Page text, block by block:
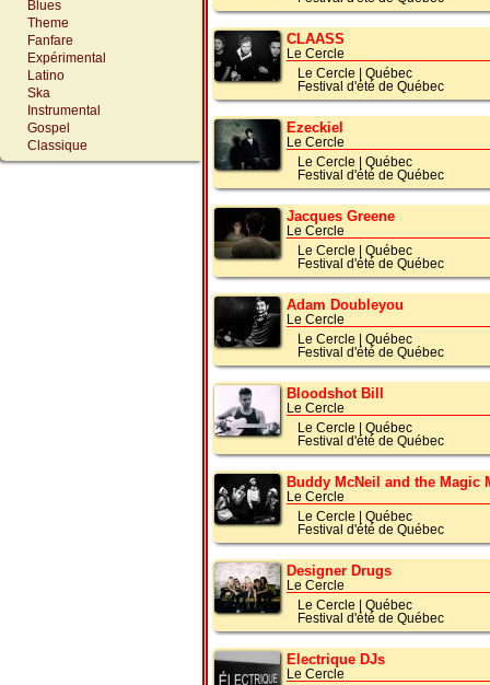
Blues
Theme
Fanfare
Expérimental
Latino
Ska
Instrumental
Gospel
Classique
CLAASS
Le Cercle
Le Cercle
Québec
Festival d'été de Québec
Ezeckiel
Le Cercle
Le Cercle
Québec
Festival d'été de Québec
Jacques Greene
Le Cercle
Le Cercle
Québec
Festival d'été de Québec
Adam Doubleyou
Le Cercle
Le Cercle
Québec
Festival d'été de Québec
Bloodshot Bill
Le Cercle
Le Cercle
Québec
Festival d'été de Québec
Buddy McNeil and the Magic
Le Cercle
Le Cercle
Québec
Festival d'été de Québec
Designer Drugs
Le Cercle
Le Cercle
Québec
Festival d'été de Québec
Electrique DJs
Le Cercle